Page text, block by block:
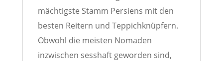
mächtigste Stamm Persiens mit den
besten Reitern und Teppichknüpfern.
Obwohl die meisten Nomaden
inzwischen sesshaft geworden sind,